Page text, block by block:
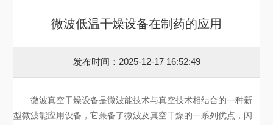
微波低温干燥设备在制药的应用
发布时间：2025-12-17 16:52:49
微波真空干燥设备是微波能技术与真空技术相结合的一种新
型微波能应用设备，它兼备了微波及真空干燥的一系列优点，闪